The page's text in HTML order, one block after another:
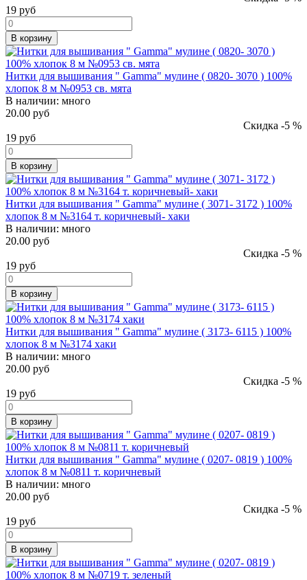
19 руб
В корзину
Нитки для вышивания " Gamma" мулине ( 0820- 3070 ) 100%
хлопок 8 м №0953 св. мята
В наличии: много
20.00 руб
Скидка -5 %
19 руб
В корзину
Нитки для вышивания " Gamma" мулине ( 3071- 3172 ) 100%
хлопок 8 м №3164 т. коричневый- хаки
В наличии: много
20.00 руб
Скидка -5 %
19 руб
В корзину
Нитки для вышивания " Gamma" мулине ( 3173- 6115 ) 100%
хлопок 8 м №3174 хаки
В наличии: много
20.00 руб
Скидка -5 %
19 руб
В корзину
Нитки для вышивания " Gamma" мулине ( 0207- 0819 ) 100%
хлопок 8 м №0811 т. коричневый
В наличии: много
20.00 руб
Скидка -5 %
19 руб
В корзину